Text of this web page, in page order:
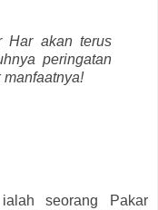
Har akan terus
peringatan
seorang Pakar